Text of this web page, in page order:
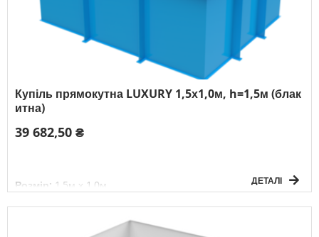
Купіль прямокутна LUXURY 1,5х1,0м, h=1,5м (блак
итна)
39 682,50 ₴
Розмір: 1,5м х 1,0м
Товщина матеріалу:8мм
ДЕТАЛІ